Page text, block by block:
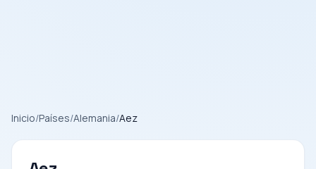
Inicio/Países/Alemania/Aez